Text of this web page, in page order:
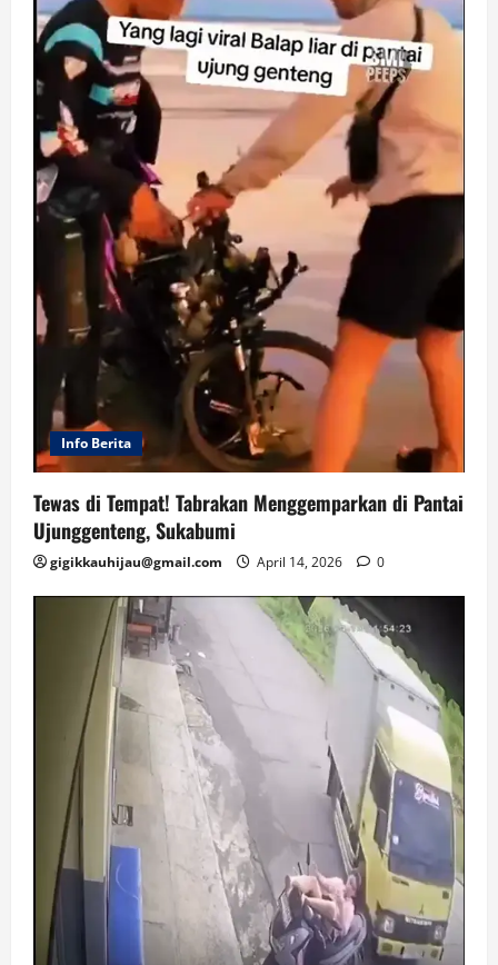
Info Berita
Tewas di Tempat! Tabrakan Menggemparkan di Pantai
Ujunggenteng, Sukabumi
gigikkauhijau@gmail.com April 14, 2026 0